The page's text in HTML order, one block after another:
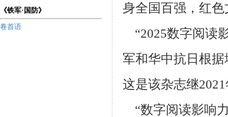
《铁军·国防》
卷首语
身全国百强，红
“2025数字阅读
军和华中抗日根
这是该杂志继
“数字阅读影响